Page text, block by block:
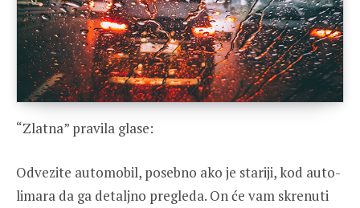
“Zlatna” pravila glase:
Odvezite automobil, posebno ako je stariji, kod auto-
limara da ga detaljno pregleda. On će vam skrenuti